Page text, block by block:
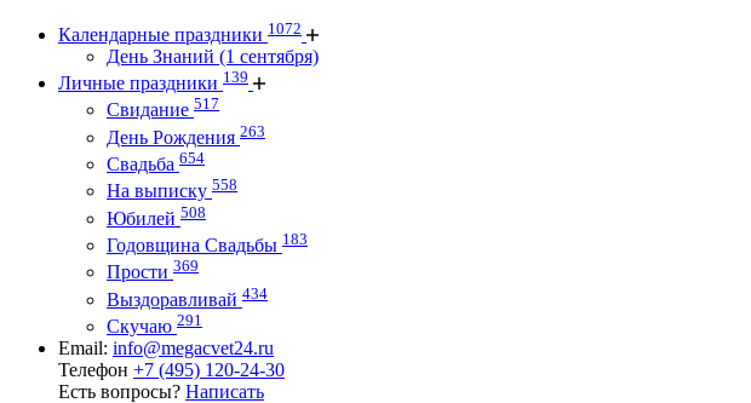
Календарные праздники 1072
День Знаний (1 сентября)
Личные праздники 139
Свидание 517
День Рождения 263
Свадьба 654
На выписку 558
Юбилей 508
Годовщина Свадьбы 183
Прости 369
Выздоравливай 434
Скучаю 291
Email: info@megacvet24.ru
Телефон +7 (495) 120-24-30
Есть вопросы? Написать